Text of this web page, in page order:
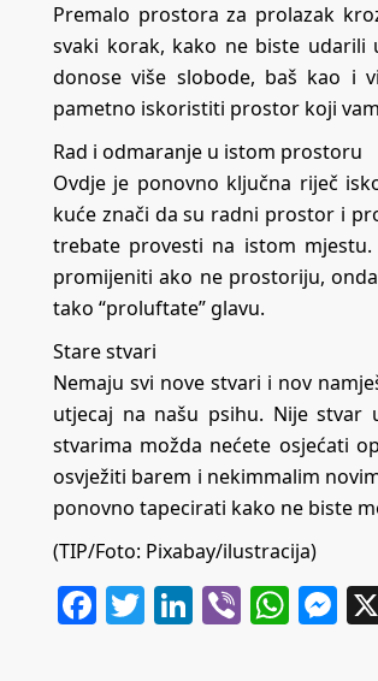
Premalo prostora za prolazak
svaki korak, kako ne biste
donose više slobode, baš kao i
pametno iskoristiti prostor koji
Rad i odmaranje u istom prostoru
Ovdje je ponovno ključna riječ
kuće znači da su radni prostor i
trebate provesti na istom
promijeniti ako ne prostoriju,
tako “proluftate” glavu.
Stare stvari
Nemaju svi nove stvari i nov
utjecaj na našu psihu. Nije
stvarima možda nećete osjećati
osvježiti barem i nekimmalim
ponovno tapecirati kako ne biste
(TIP/Foto: Pixabay/ilustracija)
Facebook
Twitter
LinkedIn
Viber